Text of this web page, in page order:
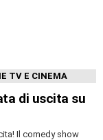
TV E CINEMA
di uscita su
Il comedy show